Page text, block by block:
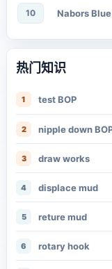
10 Nabors
热门知识
1 test BOP
2 nipple down
3 draw works
4 displace mud
5 reture mud
6 rotary hook